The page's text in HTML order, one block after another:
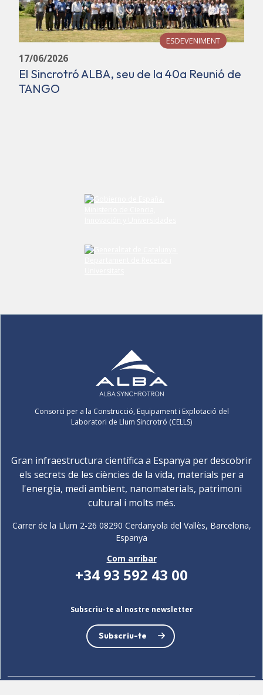
ESDEVENIMENT
17/06/2026
El Sincrotró ALBA, seu de la 40a Reunió de
TANGO
Consorci per a la Construcció, Equipament i Explotació del
Laboratori de Llum Sincrotró (CELLS)
Gran infraestructura científica a Espanya per descobrir
els secrets de les ciències de la vida, materials per a
l'energia, medi ambient, nanomaterials, patrimoni
cultural i molts més.
Carrer de la Llum 2-26 08290 Cerdanyola del Vallès, Barcelona,
Espanya
Com arribar
+34 93 592 43 00
Subscriu-te al nostre newsletter
Subscriu-te